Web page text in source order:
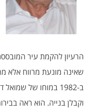
הרעיון להקמת עיר
שאינה מונעת מרווח אלא
ב-1982 במוחו של
וקבלן בנייה. הוא ראה